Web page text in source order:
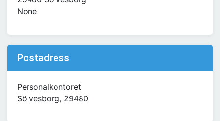
None
Postadress
Personalkontoret
Sölvesborg, 29480